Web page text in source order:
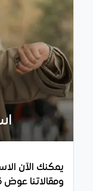
يمكنك الآن
ومقالاتنا عوض